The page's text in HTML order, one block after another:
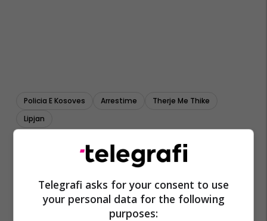
Policia E Kosoves Arrestime
Therje Me Thike
Lipjan
Telegrafi asks for your consent to use
your personal data for the following
purposes: